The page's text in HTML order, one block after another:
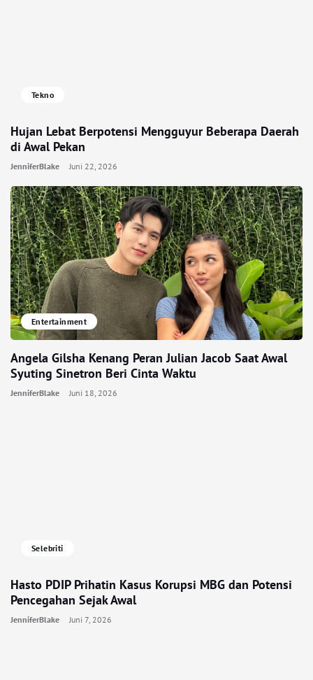
Tekno
Hujan Lebat Berpotensi Mengguyur Beberapa Daerah
di Awal Pekan
JenniferBlake Juni 22, 2026
Entertainment
Angela Gilsha Kenang Peran Julian Jacob Saat Awal
Syuting Sinetron Beri Cinta Waktu
JenniferBlake Juni 18, 2026
Selebriti
Hasto PDIP Prihatin Kasus Korupsi MBG dan Potensi
Pencegahan Sejak Awal
JenniferBlake Juni 7, 2026